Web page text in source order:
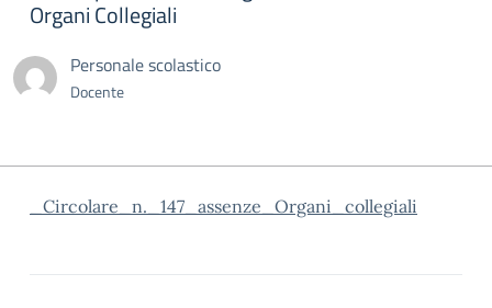
Organi Collegiali
Personale scolastico
Docente
_Circolare_n._147_assenze_Organi_collegiali